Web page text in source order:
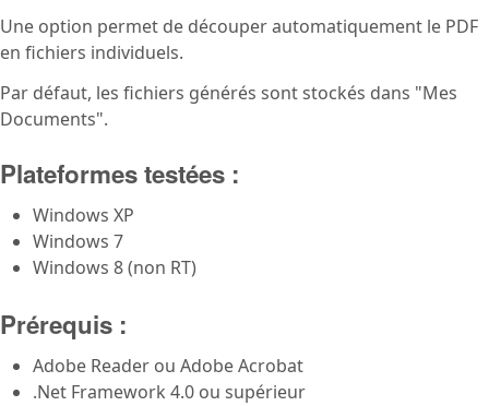
Une option permet de découper automatiquement le PDF
en fichiers individuels.
Par défaut, les fichiers générés sont stockés dans "Mes
Documents".
Plateformes testées :
Windows XP
Windows 7
Windows 8 (non RT)
Prérequis :
Adobe Reader ou Adobe Acrobat
.Net Framework 4.0 ou supérieur